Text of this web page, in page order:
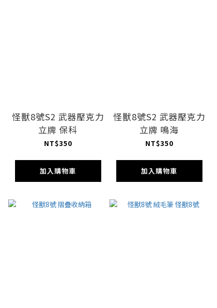
怪獸8號S2 武器壓克力
立牌 保科
NT$350
加入購物車
怪獸8號S2 武器壓克力
立牌 鳴海
NT$350
加入購物車